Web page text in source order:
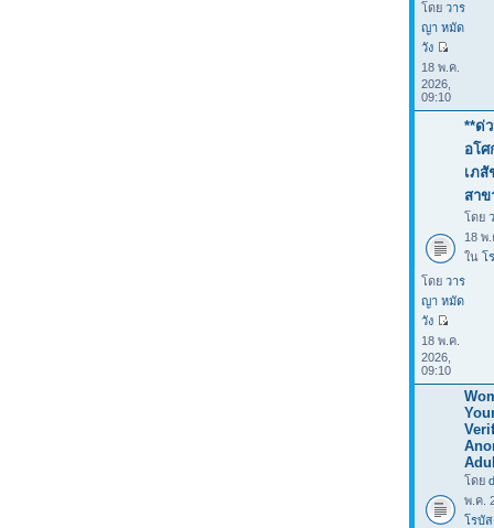
โดย วาร
ญา หมัด
วัง
18 พ.ค.
2026,
09:10
**ด่
อโ
เภสั
สาข
โดย
18 พ
ใน โ
โดย วาร
ญา หมัด
วัง
18 พ.ค.
2026,
09:10
โดย
พ.ค.
โรบั